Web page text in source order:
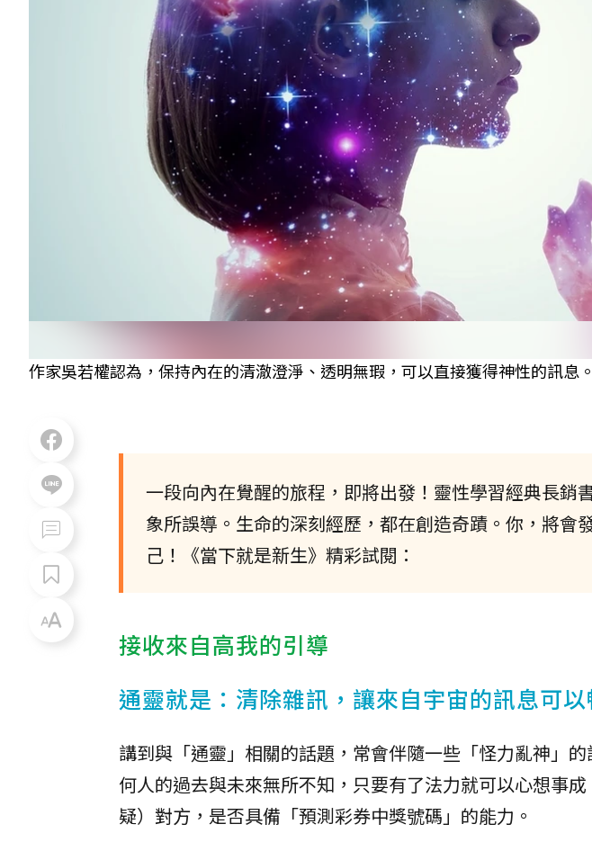
作家吳若權認為，保持內在的清澈澄淨、透明無瑕，可以直接獲得神性的訊
一段向內在覺醒的旅程，即將出發！靈性學習經典長銷
象所誤導。生命的深刻經歷，都在創造奇蹟。你，將會
己！《當下就是新生》精彩試閱：
接收來自高我的引導
通靈就是：清除雜訊，讓來自宇宙的訊息可
講到與「通靈」相關的話題，常會伴隨一些「怪力亂神」
何人的過去與未來無所不知，只要有了法力就可以心想事
疑）對方，是否具備「預測彩券中獎號碼」的能力。